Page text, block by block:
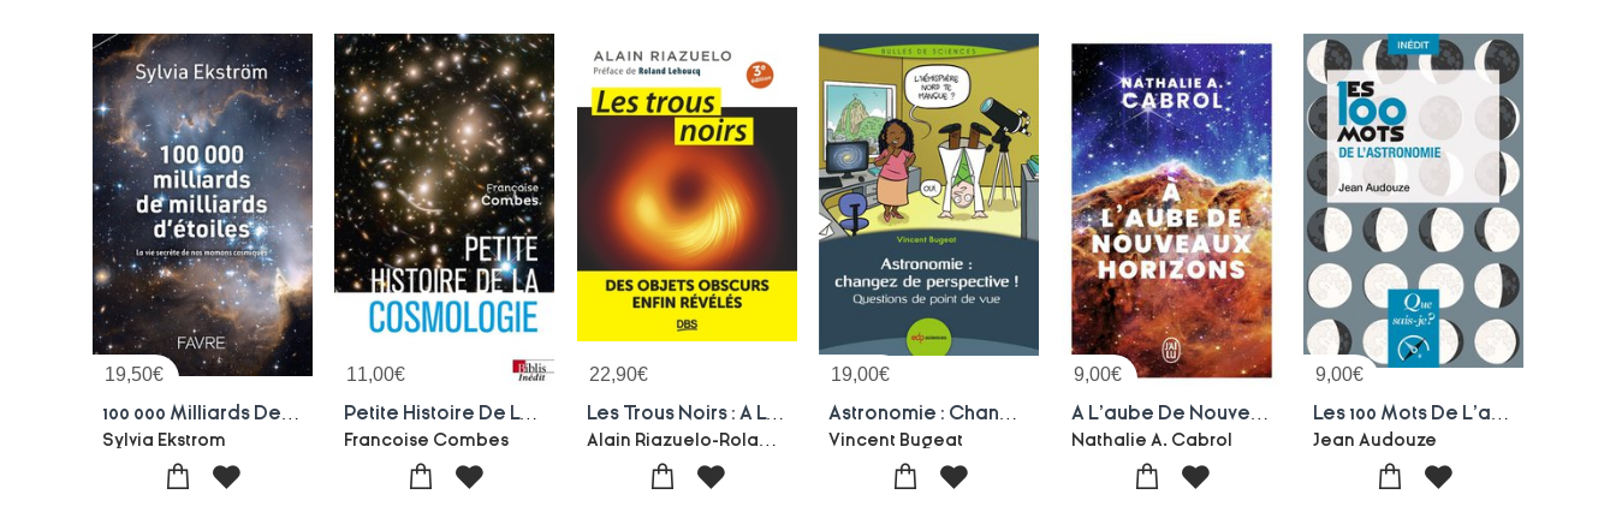
19,50€
Sylvia Ekstrom
11,00€
Petite Histoire De La Cosmologie
Francoise Combes
22,90€
Les Trous Noirs : A La Poursuite De L'invisible
19,00€
Vincent Bugeat
9,00€
Nathalie A. Cabrol
9,00€
Jean Audouze